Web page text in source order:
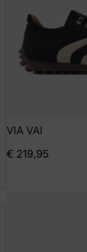
VIA VAI
€ 219,95